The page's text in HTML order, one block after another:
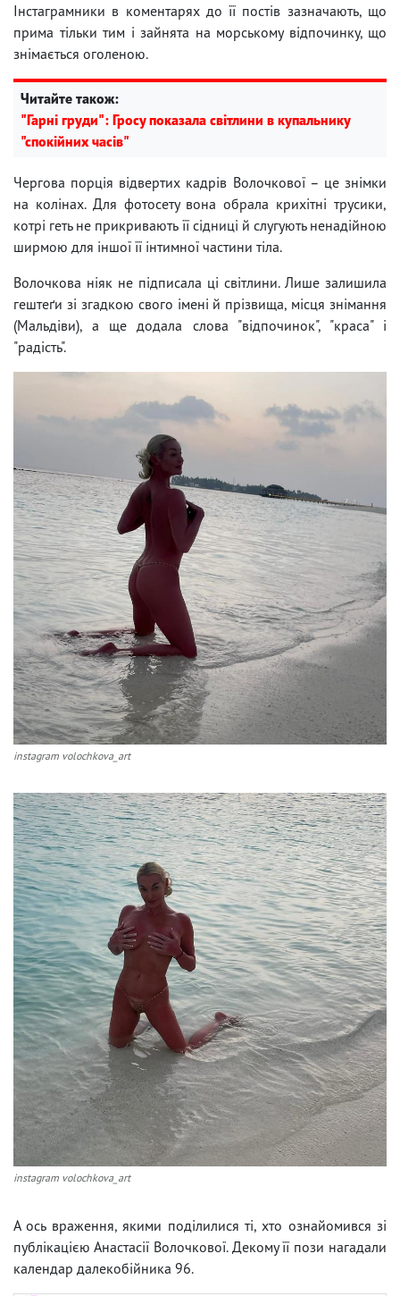
Інстаграмники в коментарях до її постів зазначають, що
прима тільки тим і зайнята на морському відпочинку, що
знімається оголеною.
Читайте також:
"Гарні груди": Гросу показала світлини в купальнику
"спокійних часів"
Чергова порція відвертих кадрів Волочкової – це знімки
на колінах. Для фотосету вона обрала крихітні трусики,
котрі геть не прикривають її сідниці й слугують ненадійною
ширмою для іншої її інтимної частини тіла.
Волочкова ніяк не підписала ці світлини. Лише залишила
гештеґи зі згадкою свого імені й прізвища, місця знімання
(Мальдіви), а ще додала слова "відпочинок", "краса" і
"радість".
instagram volochkova_art
instagram volochkova_art
А ось враження, якими поділилися ті, хто ознайомився зі
публікацією Анастасії Волочкової. Декому її пози нагадали
календар далекобійника 96.